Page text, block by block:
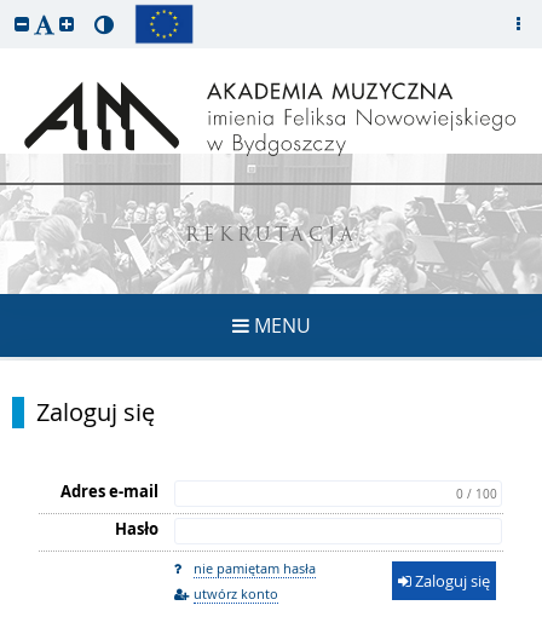
REKRUTACJA
MENU
Zaloguj się
Adres e-mail 0 / 100
Hasło
nie pamiętam hasła
utwórz konto
Zaloguj się